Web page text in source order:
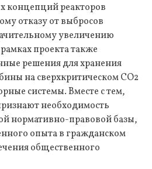
концепций реакторов
отказу от выбросов
увеличению
проекта также
решения для хранения
на сверхкритическом CO2
системы. Вместе с тем,
необходимость
нормативно-правовой базы,
опыта в гражданском
общественного